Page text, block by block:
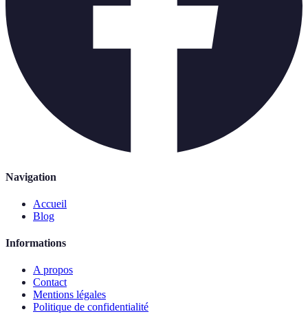
Navigation
Accueil
Blog
Informations
A propos
Contact
Mentions légales
Politique de confidentialité